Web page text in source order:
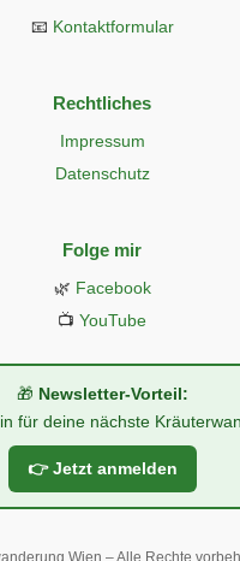
📧 Kontaktformular
Rechtliches
Impressum
Datenschutz
Folge mir
🌿 Facebook
📺 YouTube
🎁 Newsletter-Vorteil:
für deine nächste
👉 Jetzt anmelden
Wien – Alle Rechte